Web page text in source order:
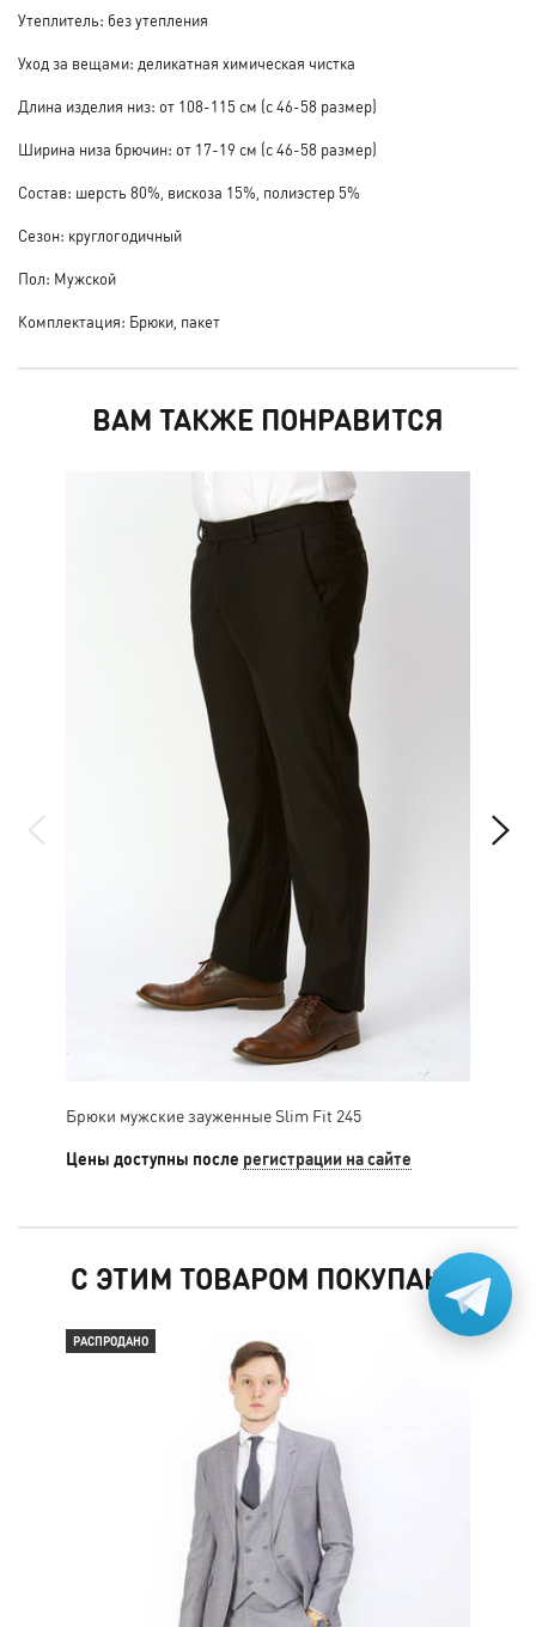
Утеплитель: без утепления
Уход за вещами: деликатная химическая чистка
Длина изделия низ: от 108-115 см (с 46-58 размер)
Ширина низа брючин: от 17-19 см (с 46-58 размер)
Состав: шерсть 80%, вискоза 15%, полиэстер 5%
Сезон: круглогодичный
Пол: Мужской
Комплектация: Брюки, пакет
ВАМ ТАКЖЕ ПОНРАВИТСЯ
Брюки мужские зауженные Slim Fit 245
Цены доступны после регистрации на сайте
С ЭТИМ ТОВАРОМ ПОКУПАЮТ
РАСПРОДАНО